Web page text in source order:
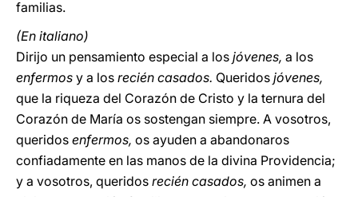
familias.
(En italiano)
Dirijo un pensamiento especial a los jóvenes, a los
enfermos y a los recién casados. Queridos jóvenes,
que la riqueza del Corazón de Cristo y la ternura del
Corazón de María os sostengan siempre. A vosotros,
queridos enfermos, os ayuden a abandonaros
confiadamente en las manos de la divina Providencia;
y a vosotros, queridos recién casados, os animen a